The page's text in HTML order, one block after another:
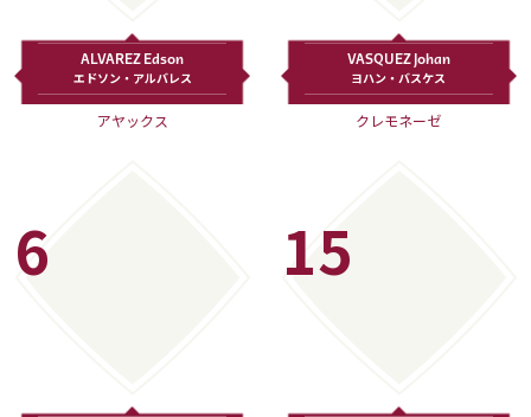
ALVAREZ Edson
エドソン・アルバレス
アヤックス
VASQUEZ Johan
ヨハン・バスケス
クレモネーゼ
6 15